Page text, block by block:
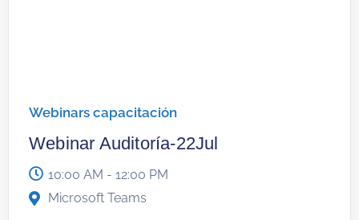
Webinars capacitación
Webinar Auditoría-22Jul
10:00 AM - 12:00 PM
Microsoft Teams